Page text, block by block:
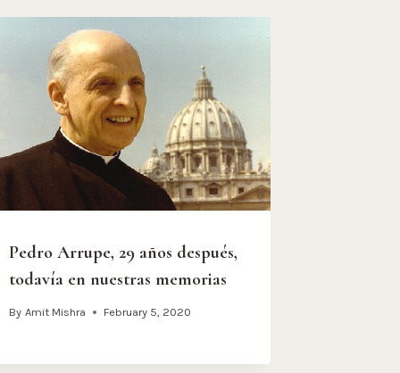
Pedro Arrupe, 29 años después,
todavía en nuestras memorias
By Amit Mishra February 5, 2020